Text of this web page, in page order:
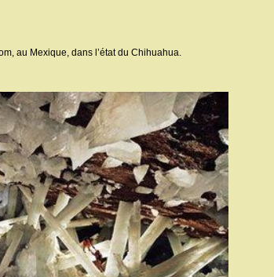
au Mexique, dans l’état du Chihuahua.